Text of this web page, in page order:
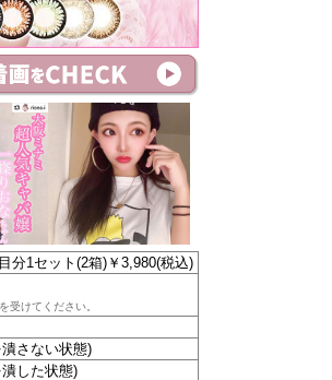
分1セット(2箱)￥3,980(税込)
受けてください。
さない状態)
した状態)